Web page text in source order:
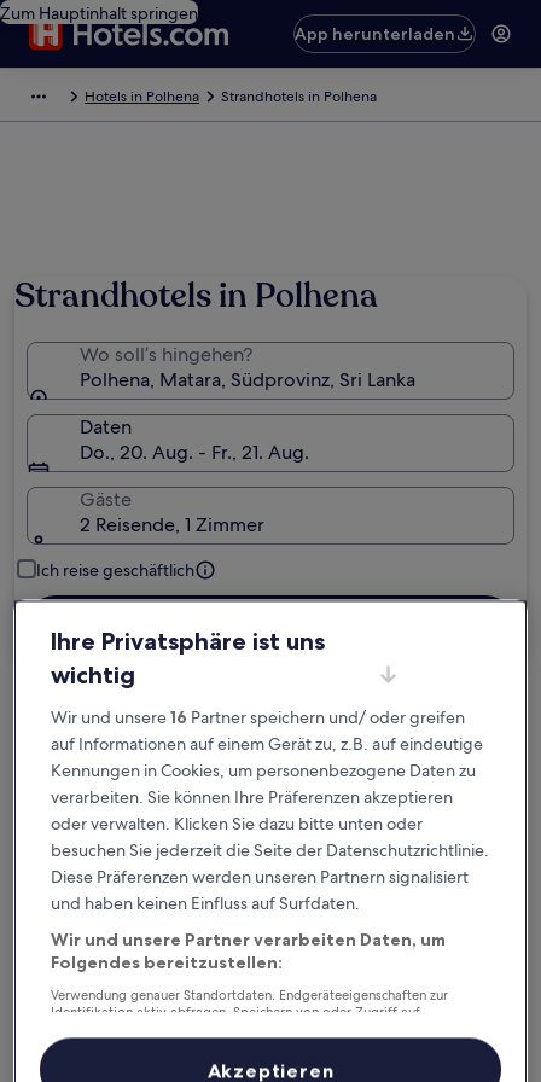
Zum Hauptinhalt springen
App herunterladen
Hotels in Polhena Strandhotels in Polhena
Strandhotels in Polhena
Wo soll’s hingehen?
Polhena, Matara, Südprovinz, Sri Lanka
Daten
Do., 20. Aug. - Fr., 21. Aug.
Gäste
2 Reisende, 1 Zimmer
Ich reise geschäftlich
Kostenlose Stornierung bei
Planänderungen
Verdiene Prämien für jede
wahrgenommene Übernachtung
Mehr sparen mit Preisen für Mitglieder
Überprüfe die Preise für diese Daten
Heute
Morgen
Ihre Privatsphäre ist uns
wichtig
Wir und unsere16 Partner speichern und/ oder greifen
auf Informationen auf einem Gerät zu, z.B. auf eindeutige
Kennungen in Cookies, um personenbezogene Daten zu
verarbeiten. Sie können Ihre Präferenzen akzeptieren
oder verwalten. Klicken Sie dazu bitte unten oder
besuchen Sie jederzeit die Seite der Datenschutzrichtlinie.
Diese Präferenzen werden unseren Partnern signalisiert
und haben keinen Einfluss auf Surfdaten.
Wir und unsere Partner verarbeiten Daten, um
Folgendes bereitzustellen:
Verwendung genauer Standortdaten. Endgeräteeigenschaften zur
Identifikation aktiv abfragen. Speichern von oder Zugriff auf
Inhalte, Messung von Werbeleistung und der Performance von Inhalten,
Zielgruppenforschung sowie Entwicklung und Verbesserung von
Akzeptieren